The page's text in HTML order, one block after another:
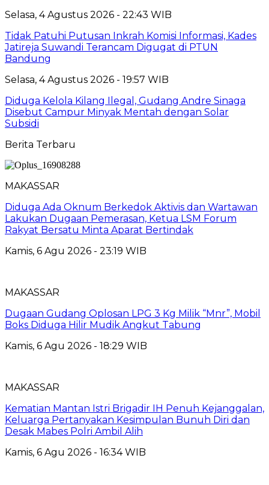
Selasa, 4 Agustus 2026 - 22:43 WIB
Tidak Patuhi Putusan Inkrah Komisi Informasi, Kades
Jatireja Suwandi Terancam Digugat di PTUN
Bandung
Selasa, 4 Agustus 2026 - 19:57 WIB
Diduga Kelola Kilang Ilegal, Gudang Andre Sinaga
Disebut Campur Minyak Mentah dengan Solar
Subsidi
Berita Terbaru
MAKASSAR
Diduga Ada Oknum Berkedok Aktivis dan Wartawan
Lakukan Dugaan Pemerasan, Ketua LSM Forum
Rakyat Bersatu Minta Aparat Bertindak
Kamis, 6 Agu 2026 - 23:19 WIB
MAKASSAR
Dugaan Gudang Oplosan LPG 3 Kg Milik “Mnr”, Mobil
Boks Diduga Hilir Mudik Angkut Tabung
Kamis, 6 Agu 2026 - 18:29 WIB
MAKASSAR
Kematian Mantan Istri Brigadir IH Penuh Kejanggalan,
Keluarga Pertanyakan Kesimpulan Bunuh Diri dan
Desak Mabes Polri Ambil Alih
Kamis, 6 Agu 2026 - 16:34 WIB